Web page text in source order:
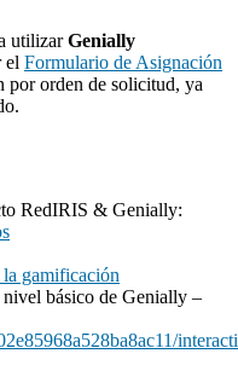
utilizarGenially
el Formulario de Asignación
por orden de solicitud, ya
RedIRIS & Genially:
gamificación
básico de Genially –